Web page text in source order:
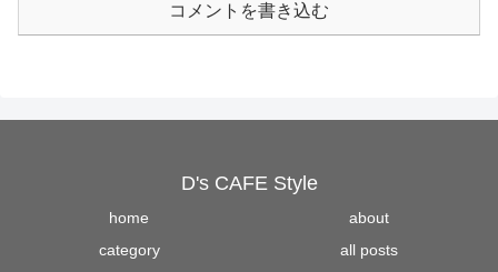
コメントを書き込む
D's CAFE Style
home
about
category
all posts